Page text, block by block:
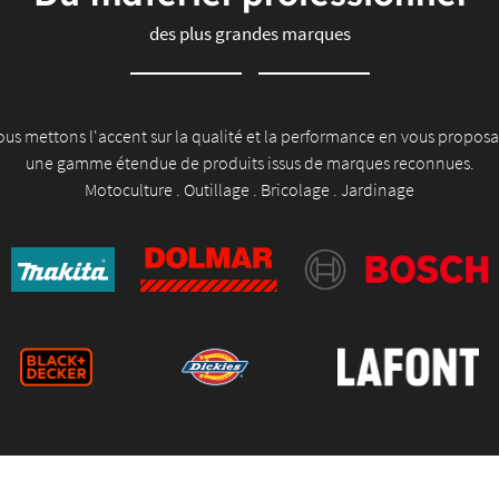
des plus grandes marques
mettons l'accent sur la qualité et la performance en vous
une gamme étendue de produits issus de marques reconnues.
Motoculture . Outillage . Bricolage . Jardinage